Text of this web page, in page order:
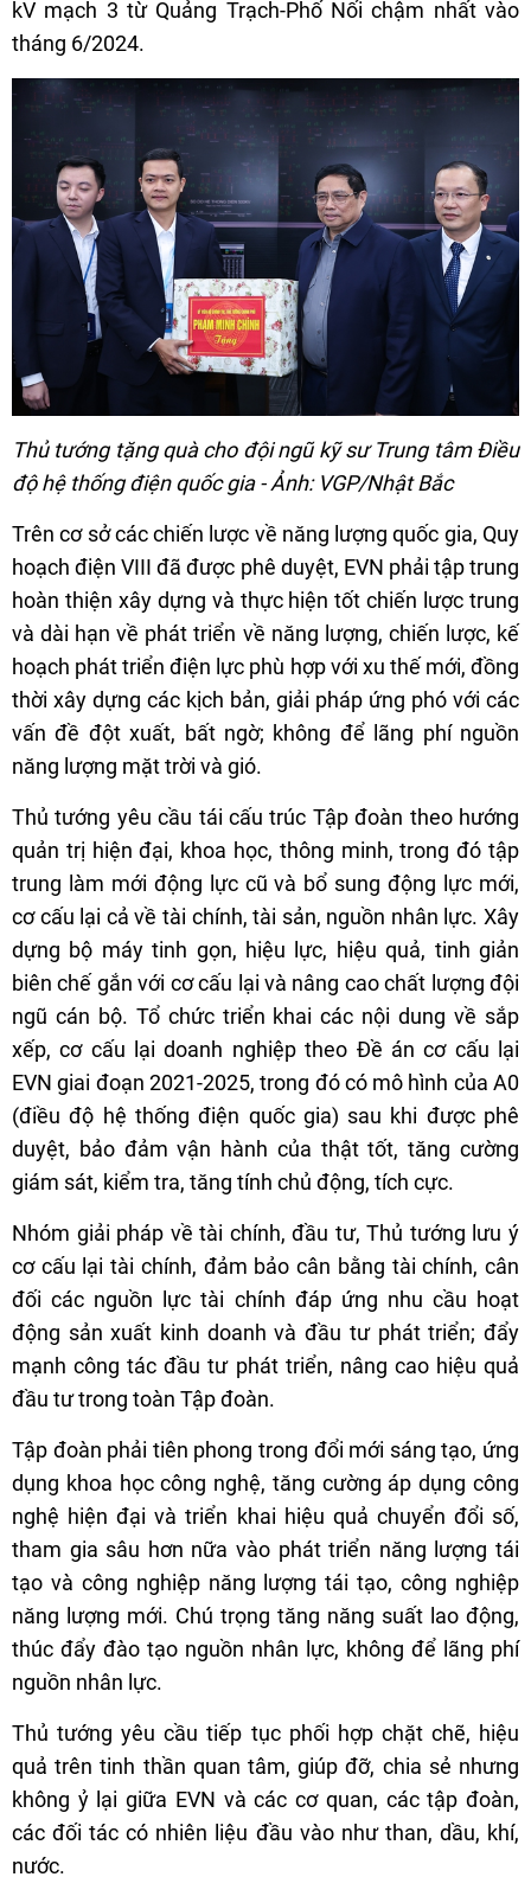
kV mạch 3 từ Quảng Trạch-Phố Nối chậm nhất vào
tháng 6/2024.
Thủ tướng tặng quà cho đội ngũ kỹ sư Trung tâm Điều
độ hệ thống điện quốc gia - Ảnh: VGP/Nhật Bắc
Trên cơ sở các chiến lược về năng lượng quốc gia, Quy
hoạch điện VIII đã được phê duyệt, EVN phải tập trung
hoàn thiện xây dựng và thực hiện tốt chiến lược trung
và dài hạn về phát triển về năng lượng, chiến lược, kế
hoạch phát triển điện lực phù hợp với xu thế mới, đồng
thời xây dựng các kịch bản, giải pháp ứng phó với các
vấn đề đột xuất, bất ngờ; không để lãng phí nguồn
năng lượng mặt trời và gió.
Thủ tướng yêu cầu tái cấu trúc Tập đoàn theo hướng
quản trị hiện đại, khoa học, thông minh, trong đó tập
trung làm mới động lực cũ và bổ sung động lực mới,
cơ cấu lại cả về tài chính, tài sản, nguồn nhân lực. Xây
dựng bộ máy tinh gọn, hiệu lực, hiệu quả, tinh giản
biên chế gắn với cơ cấu lại và nâng cao chất lượng đội
ngũ cán bộ. Tổ chức triển khai các nội dung về sắp
xếp, cơ cấu lại doanh nghiệp theo Đề án cơ cấu lại
EVN giai đoạn 2021-2025, trong đó có mô hình của A0
(điều độ hệ thống điện quốc gia) sau khi được phê
duyệt, bảo đảm vận hành của thật tốt, tăng cường
giám sát, kiểm tra, tăng tính chủ động, tích cực.
Nhóm giải pháp về tài chính, đầu tư, Thủ tướng lưu ý
cơ cấu lại tài chính, đảm bảo cân bằng tài chính, cân
đối các nguồn lực tài chính đáp ứng nhu cầu hoạt
động sản xuất kinh doanh và đầu tư phát triển; đẩy
mạnh công tác đầu tư phát triển, nâng cao hiệu quả
đầu tư trong toàn Tập đoàn.
Tập đoàn phải tiên phong trong đổi mới sáng tạo, ứng
dụng khoa học công nghệ, tăng cường áp dụng công
nghệ hiện đại và triển khai hiệu quả chuyển đổi số,
tham gia sâu hơn nữa vào phát triển năng lượng tái
tạo và công nghiệp năng lượng tái tạo, công nghiệp
năng lượng mới. Chú trọng tăng năng suất lao động,
thúc đẩy đào tạo nguồn nhân lực, không để lãng phí
nguồn nhân lực.
Thủ tướng yêu cầu tiếp tục phối hợp chặt chẽ, hiệu
quả trên tinh thần quan tâm, giúp đỡ, chia sẻ nhưng
không ỷ lại giữa EVN và các cơ quan, các tập đoàn,
các đối tác có nhiên liệu đầu vào như than, dầu, khí,
nước.